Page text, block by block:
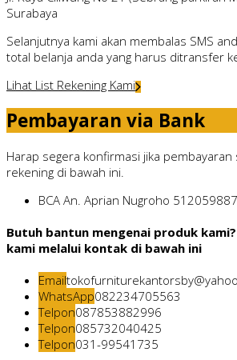
Surabaya
Selanjutnya kami akan membalas SMS
total belanja anda yang harus ditransfer
Lihat List Rekening Kami
Pembayaran via Bank
Harap segera konfirmasi jika
rekening di bawah ini.
BCA An. Aprian Nugroho
Butuh bantun mengenai produk
kami melalui kontak di bawah ini
Email
WhatsApp082234705563
Telpon087853882996
Telpon085732040425
Telpon031-99541735